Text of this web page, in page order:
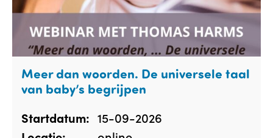
Meer dan woorden. De universele taal
van baby’s begrijpen
Startdatum: 15-09-2026